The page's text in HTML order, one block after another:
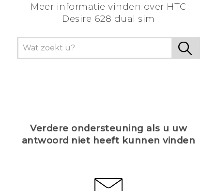
Meer informatie vinden over HTC
Desire 628 dual sim
Verdere ondersteuning als u uw
antwoord niet heeft kunnen vinden